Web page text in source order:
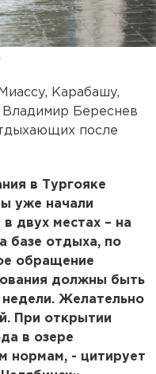
Карабашу,
Береснев
после
в Тургояке
уже начали
двух местах – на
базе отдыха, по
обращение
должны быть
Желательно
При открытии
в озере
нормам, - цитирует